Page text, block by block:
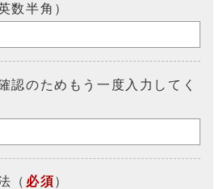
数半角）
認のためもう一度入力してく
（ 必須）